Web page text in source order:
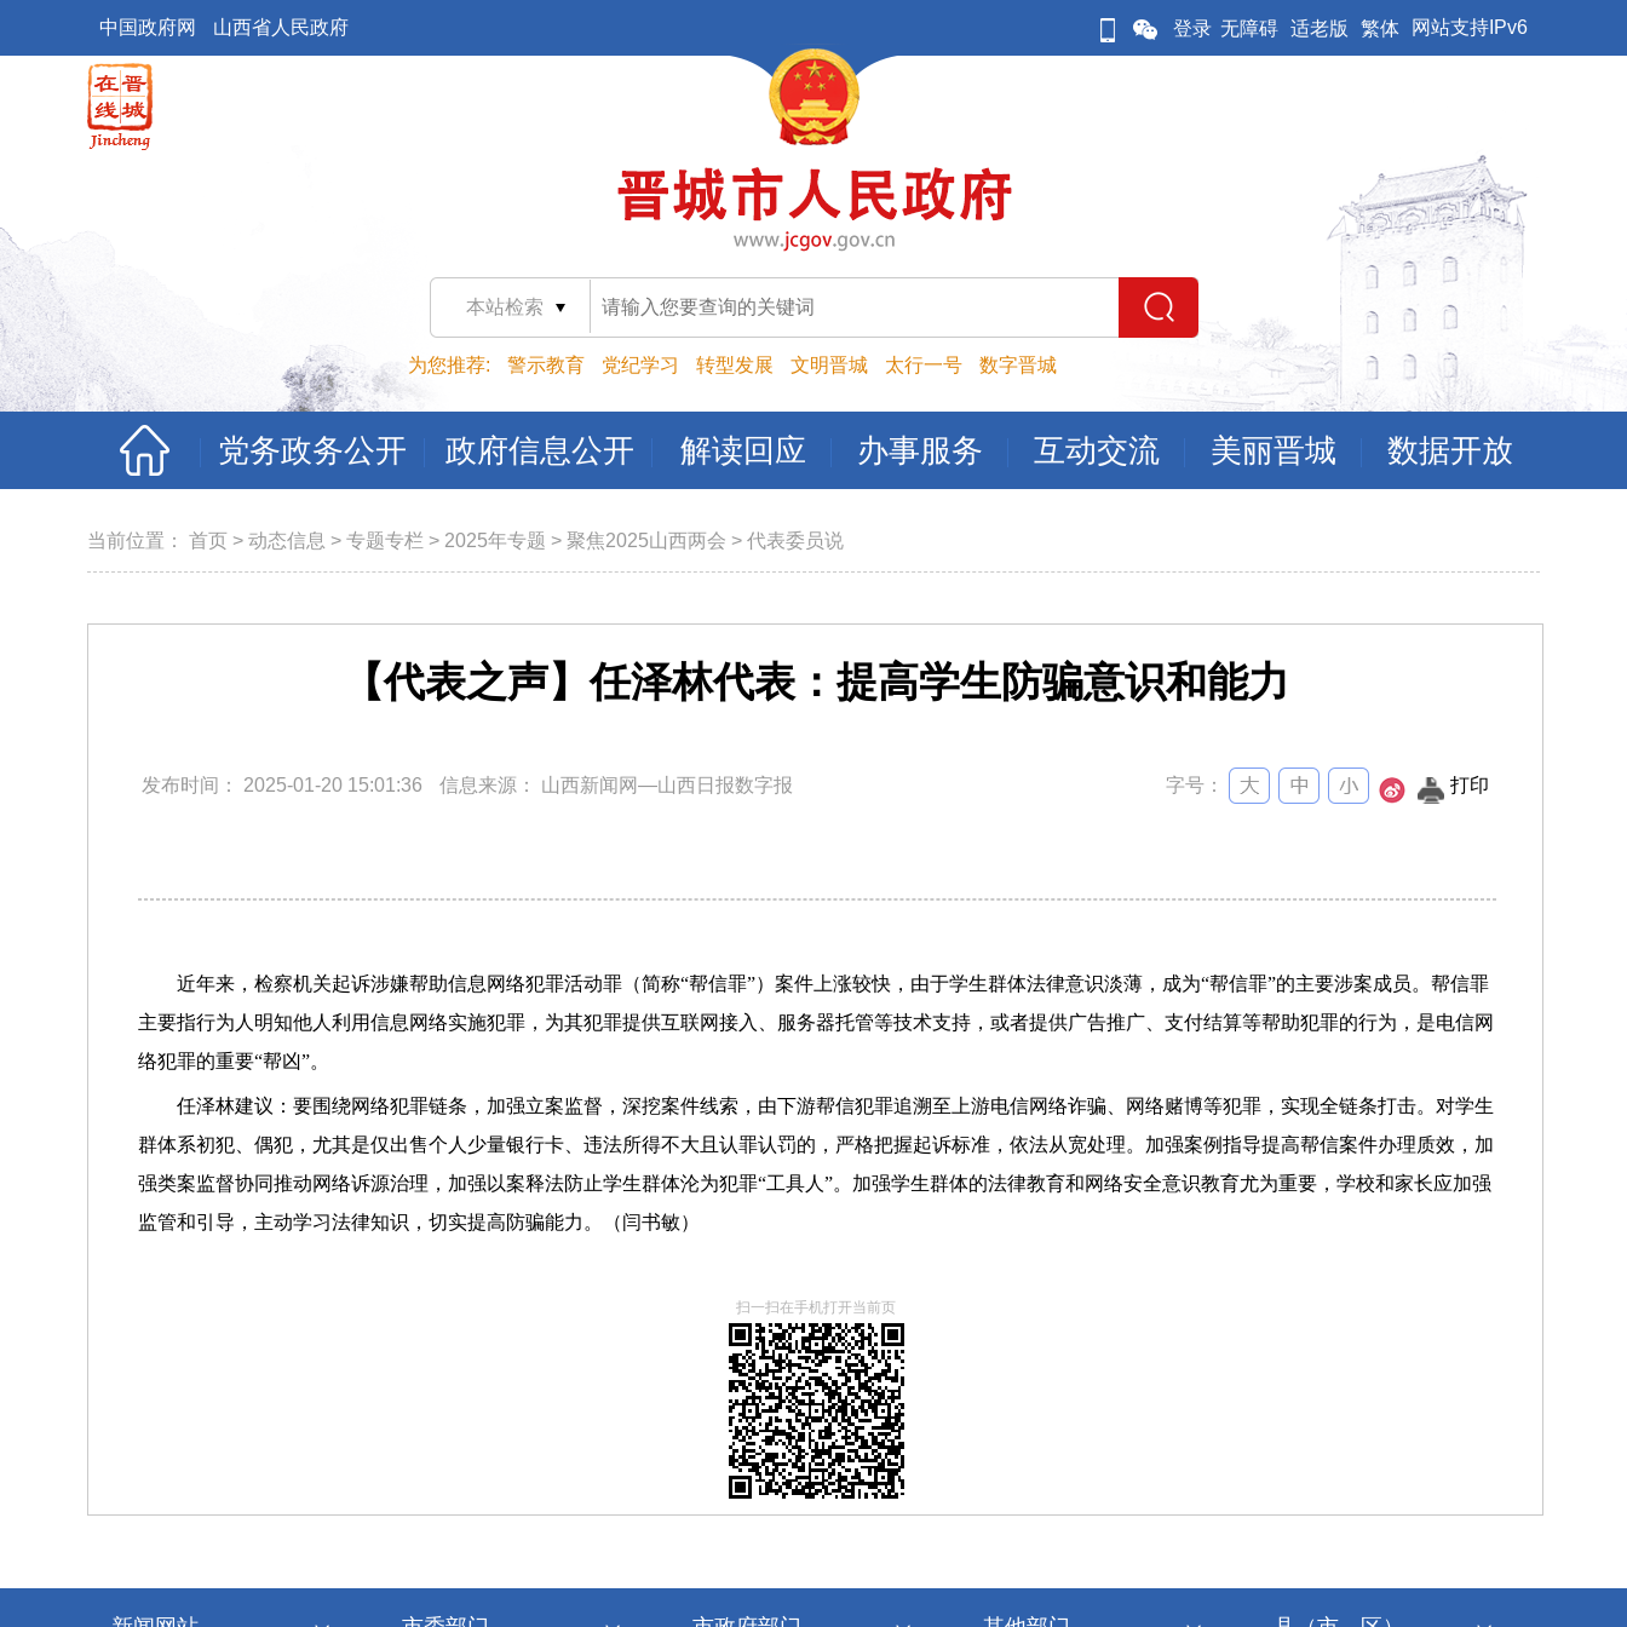
中国政府网 山西省人民政府 登录 无障碍 适老版 繁体 网站支持IPv6
本站检索
为您推荐: 警示教育 党纪学习 转型发展 文明晋城 太行一号 数字晋城
党务政务公开 政府信息公开 解读回应 办事服务 互动交流 美丽晋城 数据开放
当前位置： 首页 > 动态信息 > 专题专栏 > 2025年专题 > 聚焦2025山西两会 > 代表委员说
【代表之声】任泽林代表：提高学生防骗意识和能力
发布时间： 2025-01-20 15:01:36 信息来源： 山西新闻网—山西日报数字报 字号： 打印
近年来，检察机关起诉涉嫌帮助信息网络犯罪活动罪（简称“帮信罪”）案件上涨较快，由于学生群体法律意识淡薄，成为“帮信罪”的主要涉案成员。帮信罪
主要指行为人明知他人利用信息网络实施犯罪，为其犯罪提供互联网接入、服务器托管等技术支持，或者提供广告推广、支付结算等帮助犯罪的行为，是电信网
络犯罪的重要“帮凶”。
任泽林建议：要围绕网络犯罪链条，加强立案监督，深挖案件线索，由下游帮信犯罪追溯至上游电信网络诈骗、网络赌博等犯罪，实现全链条打击。对学生
群体系初犯、偶犯，尤其是仅出售个人少量银行卡、违法所得不大且认罪认罚的，严格把握起诉标准，依法从宽处理。加强案例指导提高帮信案件办理质效，加
强类案监督协同推动网络诉源治理，加强以案释法防止学生群体沦为犯罪“工具人”。加强学生群体的法律教育和网络安全意识教育尤为重要，学校和家长应加强
监管和引导，主动学习法律知识，切实提高防骗能力。（闫书敏）
扫一扫在手机打开当前页